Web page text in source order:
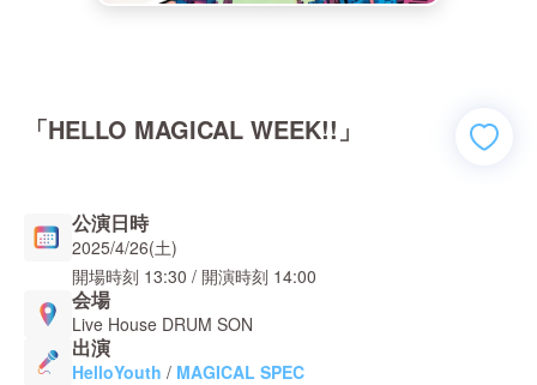
「HELLO MAGICAL WEEK!!」
公演日時
2025/4/26(土)
開場時刻 13:30 / 開演時刻 14:00
会場
Live House DRUM SON
出演
HelloYouth / MAGICAL SPEC